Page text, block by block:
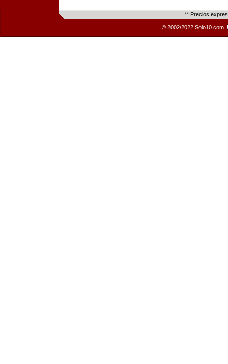
** Precios
© 2002/2022 Solo10.com